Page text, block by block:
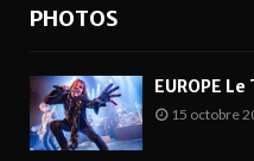
PHOTOS
EUROPE
15 octobre